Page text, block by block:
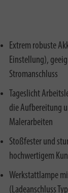
Extrem robuste
Einstellung),
Stromanschluss
Tageslicht
die Aufbereitung
Malerarbeiten
Stoßfester und
hochwertigem
Werkstattlampe
(Ladeanschluss